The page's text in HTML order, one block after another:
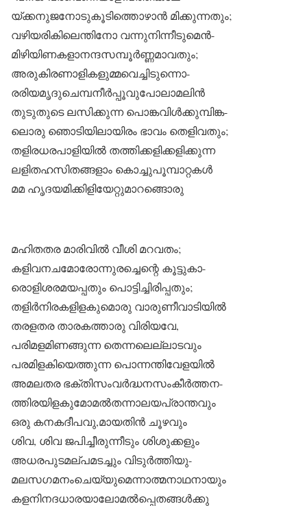
യ്ക്കനുജനോടുകൂടിത്തൊഴാൻ മിക്കുന്നതും;
വഴിയരികിലെന്തിനോ വന്നുനിന്നീടുമെൻ-
മിഴിയിണകളാനന്ദസമ്പൂർണ്ണമാവതും;
അരുകിരണാളികളുമ്മവെച്ചിടുന്നൊ-
രരിയമൃദുചെമ്പനീർപ്പൂവുപോലാമലിൻ
തുടുതുടെ ലസിക്കുന്ന പൊങ്കവിൾക്കുമ്പിങ്ക-
ലൊരു ഞൊടിയിലായിരം ഭാവം തെളിവതും;
തളിരധരപാളിയിൽ തത്തിക്കളിക്കളിക്കുന്ന
ലളിതഹസിതങ്ങളാം കൊച്ചുപൂമ്പാറ്റകൾ
മമ ഹൃദയമിക്കിളിയേറ്റുമാറങ്ങൊരു
മഹിതതര മാരിവിൽ വീശി മറവതം;
കളിവനചമോരോന്നുരച്ചെന്റെ കൂട്ടുകാ-
രൊളിശരമയപ്പതും പൊട്ടിച്ചിരിപ്പതും;
തളിർനിരകളിളകുമൊരു വാരുണീവാടിയിൽ
തരളതര താരകത്താരു വിരിയവേ,
പരിമളമിണങ്ങുന്ന തെന്നലെല്ലാടവും
പരമിളകിയെത്തുന്ന പൊന്നന്തിവേളയിൽ
അമലതര ഭക്തിസംവർദ്ധനസംകീർത്തന-
ത്തിരയിളകുമോമൽതന്നാലയപ്രാന്തവും
ഒരു കനകദീപവു,മായതിൻ ചൂഴവും
ശിവ, ശിവ ജപിച്ചീരുന്നീടും ശിശുക്കളും
അധരപുടമല്പമടച്ചും വിടുർത്തിയു-
മലസഗമനംചെയ്യുമെന്നാത്മനാഥനായും
കളനിനദധാരയാലോമൽപ്പെതങ്ങൾക്കു